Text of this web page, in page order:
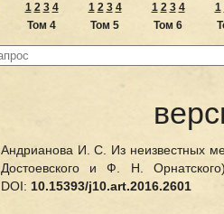
1 2 3 4
Том 4
1 2 3 4
Том 5
1 2 3 4
Том 6
1
Андрианова И. С. Из неизвестных
Достоевского и Ф. Н.
DOI: 10.15393/j10.art.2016.2601